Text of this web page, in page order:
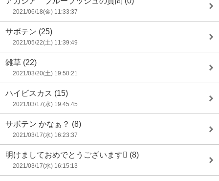
2021/06/18(金) 11:33:37
サボテン (25)
2021/05/22(土) 11:39:49
雑草 (22)
2021/03/20(土) 19:50:21
ハイビスカス (15)
2021/03/17(水) 19:45:45
サボテン かなぁ？ (8)
2021/03/17(水) 16:23:37
明けましておめでとうございます (8)
2021/03/17(水) 16:15:13